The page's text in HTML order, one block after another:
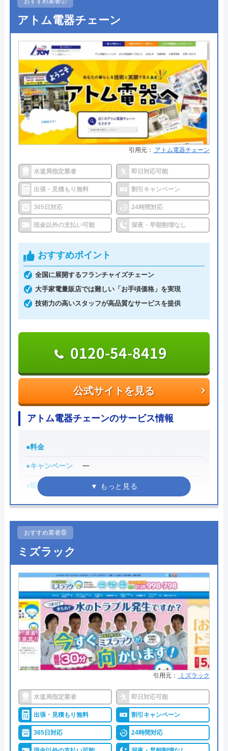
対応エリア
●定休日
●出張見積もり ―
●支払い方法
●累計実績
●保証・保険 ―
詳細は公式HPでご確認ください
イワミ水道がおすすめの理由
支えつづけてきた実績が信頼の業者です。
島根県江津市を中心として周辺の地域にも対応して
います。
公共工事、施設工事など大きな仕事を任される地元
（江津市）で長年水道事業を行っている会社であ
り、資格を持った技術者が対応し、しっかり調査を
行いお見積りをしてから作業するため、安心して依
頼をすることができます。
見積もりまでは無料で対応していて、電話またはメ
ールで問い合わせることが可能です。
公式サイトを見る
0855-92-0788
受付時間 8:00～17:00
イワミ水道の基本情報
代表者
所在地
島根県江津市桜江町市山543番地
対応エリア
イワミ水道のクチコミ on
5（1件のクチコミ）
※クチコミの内容について
サッシー
10 か月前
キッチンの漏水で困っていた所、迅速・丁寧
に対応して頂き助かりました。
アトム電器チェーン
引用元： アトム電器チェーン
水道局指定業者 即日対応可能
出張・見積もり無料 割引キャンペーン
365日対応 24時間対応
現金以外の支払い可能 深夜・早朝割増なし
おすすめポイント
全国に展開するフランチャイズチェーン
大手家電量販店では難しい「お手頃価格」を実現
技術力の高いスタッフが高品質なサービスを提供
公式サイトを見る
0120-54-8419
アトム電器チェーンのサービス情報
●料金
●キャンペーン ー
●駆けつけ時間
●受付時間 店舗によって異なる
●定休日
●出張見積もり
●支払い方法 ー
●累計実績 ー
●保証・保険 ー
詳細は公式HPでご確認ください
アトム電器チェーンがおすすめの理由
アトム電器チェーンは、全国展開を果たしている
「まるの電器屋さん」のフランチャイズチェーンで
す。給湯器の設置にも対応していますが、全国に店
舗があるため各店舗の営業時間、定休日が異なりま
す。依頼する際には、公式ホームページから事前に
確認しておくとよいでしょう。
おすすめ業者⑧
ミズラック
引用元： ミズラック
水道局指定業者 即日対応可能
出張・見積もり無料 割引キャンペーン
365日対応 24時間対応